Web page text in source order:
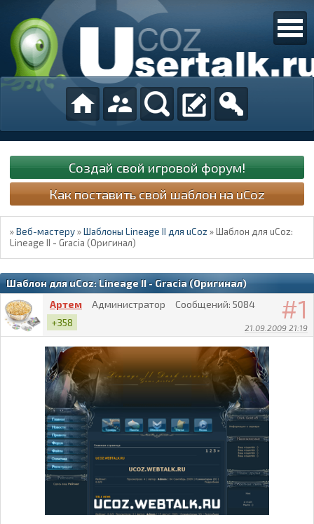
Создай свой игровой форум!
Как поставить свой шаблон на uCoz
»Веб-мастеру »Шаблоны Lineage II для uCoz »Шаблон для uCoz:
Lineage II - Gracia (Оригинал)
Шаблон для uCoz: Lineage II - Gracia (Оригинал)
1
21.09.2009 21:19
Артем Администратор Сообщений: 5084
+358